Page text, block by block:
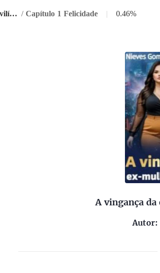
A vingança da ex-mulher curvilínea / Capítulo 1 Felicidade | 0.46%
A vingança
Autor: